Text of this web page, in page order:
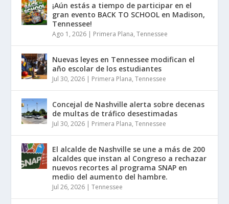
¡Aún estás a tiempo de participar en el
gran evento BACK TO SCHOOL en Madison,
Tennessee!
Ago 1, 2026 | Primera Plana,Tennessee
Nuevas leyes en Tennessee modifican el
año escolar de los estudiantes
Jul 30, 2026 | Primera Plana,Tennessee
Concejal de Nashville alerta sobre decenas
de multas de tráfico desestimadas
Jul 30, 2026 | Primera Plana,Tennessee
El alcalde de Nashville se une a más de 200
alcaldes que instan al Congreso a rechazar
nuevos recortes al programa SNAP en
medio del aumento del hambre.
Jul 26, 2026 |Tennessee